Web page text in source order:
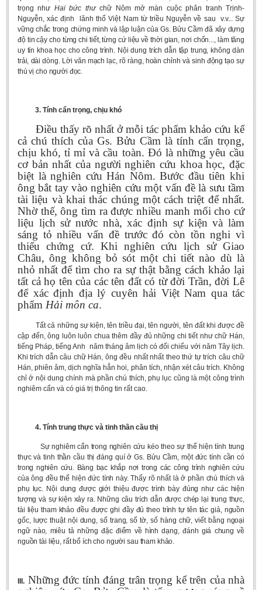
trọng như Hai bức thưchữ Nôm mở màn cuộc phân tranh Trịnh-
Nguyễn, xác định lãnh thổ Việt Nam từ triều Nguyễn về sau
v.v... Sự
vững chắc trong chứng minh và lập luận của Gs. Bửu Cầm đã xây dựng
độ tin cậy cho từng chi tiết, từng cứ liệu về thời gian, nơi chốn..., làm tăng
uy tín khoa học cho công trình. Nội dung trích dẫn tập trung, không dàn
trải, dài dòng. Lời văn mạch lạc, rõ ràng, hoàn chỉnh và sinh động tạo sự
thú vị cho người đọc.
3. Tính cẩn trọng, chịu khó
Điều thấy rõ nhất ở mỗi tác phẩm khảo cứu kể
cả chú thích của Gs. Bửu Cầm là tính cẩn trọng,
chịu khó, tỉ mỉ và cầu toàn. Đó là những yêu cầu
cơ bản nhất của người nghiên cứu khoa học, đặc
biệt là nghiên cứu Hán Nôm. Bước đầu tiên khi
ông bắt tay vào nghiên cứu một vấn đề là sưu tầm
tài liệu và khai thác chúng một cách triệt để nhất.
Nhờ thế, ông tìm ra được nhiều manh mối cho cứ
liệu lịch sử nước nhà, xác định sự kiện và làm
sáng tỏ nhiều vấn đề trước đó còn tồn nghi vì
thiếu chứng cứ. Khi nghiên cứu lịch sử Giao
Châu, ông không bỏ sót một chi tiết nào dù là
nhỏ nhất để tìm cho ra sự thật bằng cách khảo lại
tất cả họ tên của các tên đất có từ đời Trần, đời Lê
để xác định địa lý cuyên hải Việt Nam qua tác
phẩm Hải môn ca.
Tất cả những sự kiện, tên triều đại, tên người, tên đất khi được đề
cập đến, ông luôn luôn chua thêm đầy đủ những chi tiết như chữ Hán,
tiếng Pháp, tiếng Anh năm tháng âm lịch có đối chiếu với năm Tây lịch.
Khi trích dẫn câu chữ Hán, ông đều nhất nhất theo thứ tự trích câu chữ
Hán, phiên âm, dịch nghĩa hẳn hoi, phân tích, nhận xét câu trích. Không
chỉ ở nội dung chính mà phần chú thích, phụ lục cũng là một công trình
nghiêm cẩn và có giá trị thông tin rất cao.
4. Tính trung thực và tinh thần cầu thị
Sự nghiêm cẩn trong nghiên cứu kéo theo sự thể hiện tính trung
thực và tinh thần cầu thị đáng quí ở Gs. Bửu Cầm, một đức tính cần có
trong nghiên cứu. Bàng bạc khắp nơi trong các công trình nghiên cứu
của ông đều thể hiện đức tính này. Thấy rõ nhất là ở phần chú thích và
phụ lục. Nội dung được giới thiệu được trình bày đúng như các hiện
tượng và sự kiện xảy ra. Những câu trích dẫn được chép lại trung thực,
tài liệu tham khảo đều được ghi đầy đủ theo trình tự tên tác giả, nguồn
gốc, lược thuật nội dung, số trang, số tờ, số hàng chữ, viết bằng ngoại
ngữ nào, miêu tả những đặc điểm về hình dạng, đánh giá chung về
nguồn tài liệu, rất bổ ích cho người sau tham khảo.
III. Những đức tính đáng trân trọng kể trên của nhà